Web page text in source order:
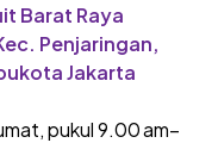
Barat Raya
Penjaringan,
Jakarta
pukul 9.00 am–